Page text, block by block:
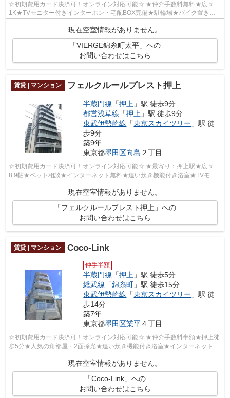
☆初期費用カード決済可！オンライン対応可能☆ ★仲介手数料無料★広々
1K★TVモニター付きインターホン・宅配BOX完備★駐輪場★バイク置き場
現在空室情報がありません。
「VIERGE錦糸町太平」への
お問い合わせはこちら
賃貸 | マンション フェルクルールプレスト押上
半蔵門線 「押上 」駅 徒歩9分
都営浅草線 「押上 」駅 徒歩9分
東武伊勢崎線 「東京スカイツリー 」駅 徒
歩9分
築9年
東京都墨田区向島 ２丁目
☆初期費用カード決済可！オンライン対応可能☆ ★最寄り：押上駅★広々
8.9帖★ペット相談★インターネット無料★追い炊き機能付き浴室★TVモニ
ター付きオートロック・宅配BOX完備★防犯カメラ...
現在空室情報がありません。
「フェルクルールプレスト押上」への
お問い合わせはこちら
賃貸 | マンション Coco-Link
仲手半額
半蔵門線 「押上 」駅 徒歩5分
総武線 「錦糸町 」駅 徒歩15分
東武伊勢崎線 「東京スカイツリー 」駅 徒
歩14分
築7年
東京都墨田区業平４丁目
☆初期費用カード決済可！オンライン対応可能☆ ★仲介手数料半額★押上徒
歩5分★人気の角部屋・2面採光★追い炊き機能付き浴室★インターネット無
現在空室情報がありません。
「Coco-Link」への
お問い合わせはこちら